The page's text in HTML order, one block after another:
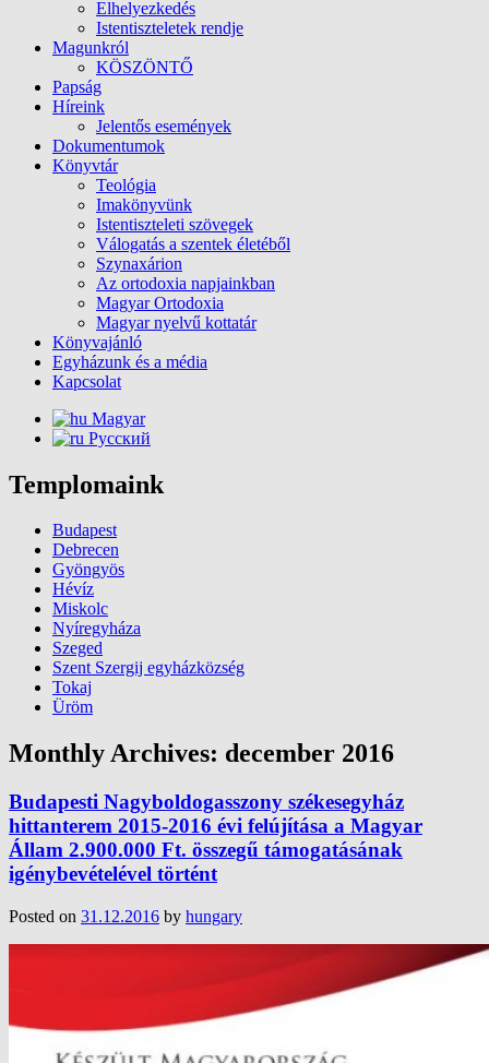
Elhelyezkedés
Istentiszteletek rendje
Magunkról
KÖSZÖNTŐ
Papság
Híreink
Jelentős események
Dokumentumok
Könyvtár
Teológia
Imakönyvünk
Istentiszteleti szövegek
Válogatás a szentek életéből
Szynaxárion
Az ortodoxia napjainkban
Magyar Ortodoxia
Magyar nyelvű kottatár
Könyvajánló
Egyházunk és a média
Kapcsolat
Magyar
Русский
Templomaink
Budapest
Debrecen
Gyöngyös
Hévíz
Miskolc
Nyíregyháza
Szeged
Szent Szergij egyházközség
Tokaj
Üröm
Monthly Archives: december 2016
Budapesti Nagyboldogasszony székesegyház
hittanterem 2015-2016 évi felújítása a Magyar
Állam 2.900.000 Ft. összegű támogatásának
igénybevételével történt
Posted on 31.12.2016 by hungary